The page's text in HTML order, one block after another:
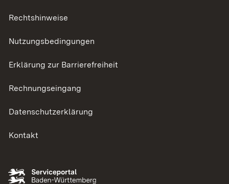
Rechtshinweise
Nutzungsbedingungen
Erklärung zur Barrierefreiheit
Rechnungseingang
Datenschutzerklärung
Kontakt